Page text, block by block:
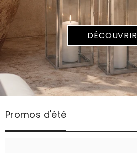
DÉCOUVRIR
DÉCOUVRIR
Promos d'été